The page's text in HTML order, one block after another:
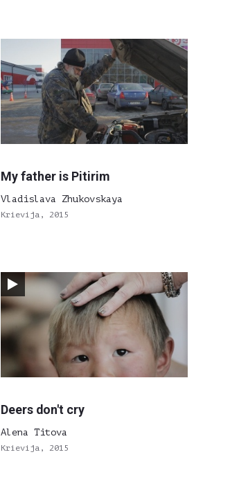
My father is Pitirim
Vladislava Zhukovskaya
Krievija, 2015
Deers don't cry
Alena Titova
Krievija, 2015